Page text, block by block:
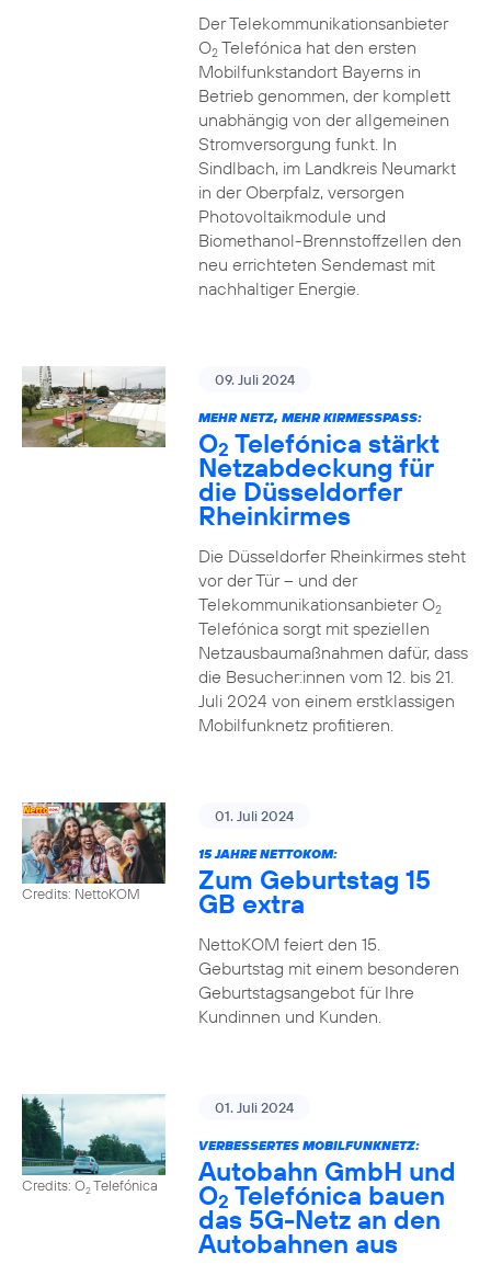
Der Telekommunikationsanbieter
O2Telefónica hat den ersten
Mobilfunkstandort Bayerns in
Betrieb genommen, der komplett
unabhängig von der allgemeinen
Stromversorgung funkt. In
Sindlbach, im Landkreis Neumarkt
in der Oberpfalz, versorgen
Photovoltaikmodule und
Biomethanol-Brennstoffzellen den
neu errichteten Sendemast mit
nachhaltiger Energie.
09. Juli 2024
MEHR NETZ, MEHR KIRMESSPASS:
O2 Telefónica stärkt
Netzabdeckung für
die Düsseldorfer
Rheinkirmes
Die Düsseldorfer Rheinkirmes steht
vor der Tür – und der
Telekommunikationsanbieter O2
Telefónica sorgt mit speziellen
Netzausbaumaßnahmen dafür, dass
die Besucher:innen vom 12. bis 21.
Juli 2024 von einem erstklassigen
Mobilfunknetz profitieren.
Credits: NettoKOM
01. Juli 2024
15 JAHRE NETTOKOM:
Zum Geburtstag 15
GB extra
NettoKOM feiert den 15.
Geburtstag mit einem besonderen
Geburtstagsangebot für Ihre
Kundinnen und Kunden.
Credits: O2Telefónica
01. Juli 2024
VERBESSERTES MOBILFUNKNETZ:
Autobahn GmbH und
O2 Telefónica bauen
das 5G-Netz an den
Autobahnen aus